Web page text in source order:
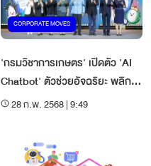
CORPORATE MOVES
'กรมวิชาการเกษตร' เปิดตัว 'AI
Chatbot' ตัวช่วยอัจฉริยะ พลิก
โฉมการเกษตรไทย
28 ก.พ. 2568 | 9:49